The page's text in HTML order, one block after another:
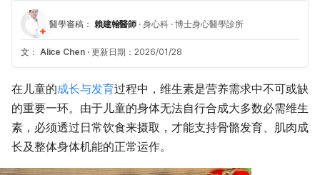
醫學審稿： 賴建翰醫師 · 身心科 · 博士身心醫學診所
文： Alice Chen · 更新日期：2026/01/28
在儿童的成长与发育过程中，维生素是营养需求中不可或缺
的重要一环。由于儿童的身体无法自行合成大多数必需维生
素，必须透过日常饮食来摄取，才能支持骨骼发育、肌肉成
长及整体身体机能的正常运作。